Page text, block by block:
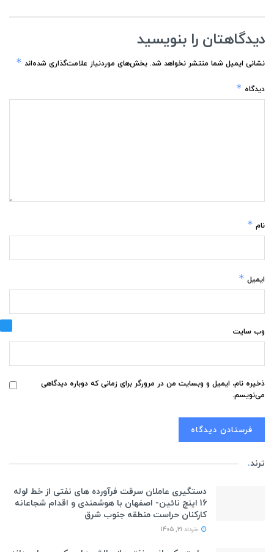
دیدگاهتان را بنویسید
نشانی ایمیل شما منتشر نخواهد شد. بخش‌های موردنیاز علامت‌گذاری شده‌اند *
دیدگاه *
نام *
ایمیل *
وب‌ سایت
ذخیره نام، ایمیل و وبسایت من در مرورگر برای زمانی که دوباره دیدگاهی
می‌نویسم.
ترند.
دستگیری عاملان سرقت فرآورده های نفتی از خط لوله
16 اینچ نائین- اصفهان با هوشمندی و اقدام شجاعانه
کارکنان حراست منطقه جنوب شرق
خرداد 21, 1405